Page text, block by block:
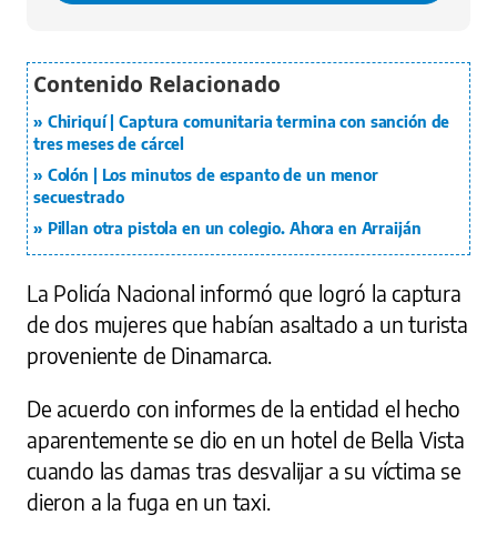
Chiriquí | Captura comunitaria termina con sanción de
tres meses de cárcel
Colón | Los minutos de espanto de un menor
secuestrado
Pillan otra pistola en un colegio. Ahora en Arraiján
La Policía Nacional informó que logró la captura
de dos mujeres que habían asaltado a un turista
proveniente de Dinamarca.
De acuerdo con informes de la entidad el hecho
aparentemente se dio en un hotel de Bella Vista
cuando las damas tras desvalijar a su víctima se
dieron a la fuga en un taxi.